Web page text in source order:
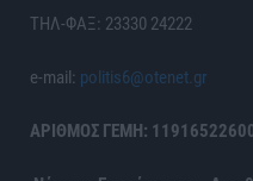
ΤΗΛ-ΦΑΞ: 23330 24222
e-mail: politis6@otenet.gr
ΑΡΙΘΜΟΣ ΓΕΜΗ: